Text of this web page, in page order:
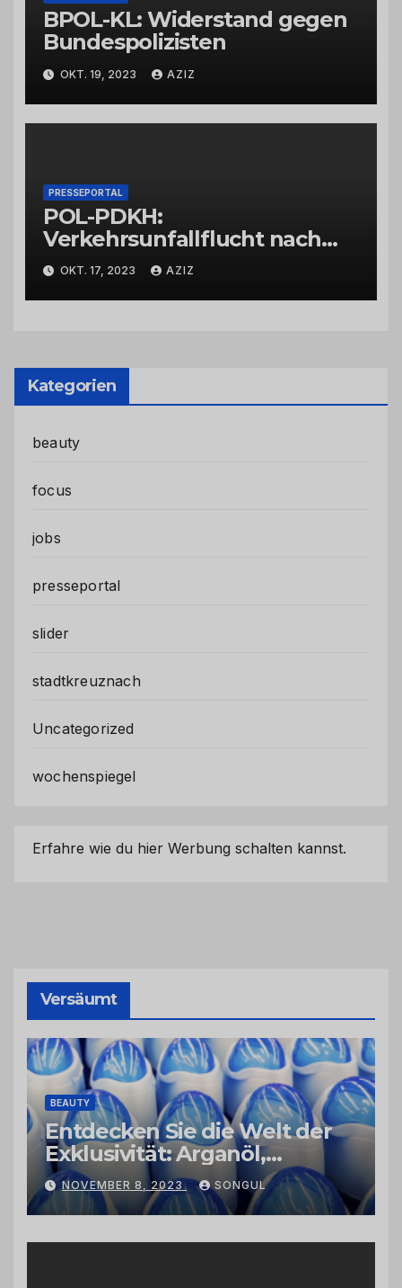
BPOL-KL: Widerstand gegen
Bundespolizisten
OKT. 19, 2023 AZIZ
PRESSEPORTAL
POL-PDKH:
Verkehrsunfallflucht nach
Abbiegevorgang
OKT. 17, 2023 AZIZ
Kategorien
beauty
focus
jobs
presseportal
slider
stadtkreuznach
Uncategorized
wochenspiegel
Erfahre wie du hier Werbung schalten kannst.
Versäumt
BEAUTY
Entdecken Sie die Welt der
Exklusivität: Arganöl,
Kaktusfeigenkernöl und
Schwarzkümmelöl von
vertrauenswürdigen
Großhändlern und Anbietern
NOVEMBER 8, 2023 SONGUL